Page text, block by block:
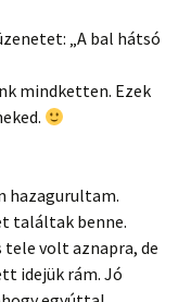
„A bal hátsó
mindketten. Ezek
hazagurultam.
találtak benne.
volt aznapra, de
idejük rám. Jó